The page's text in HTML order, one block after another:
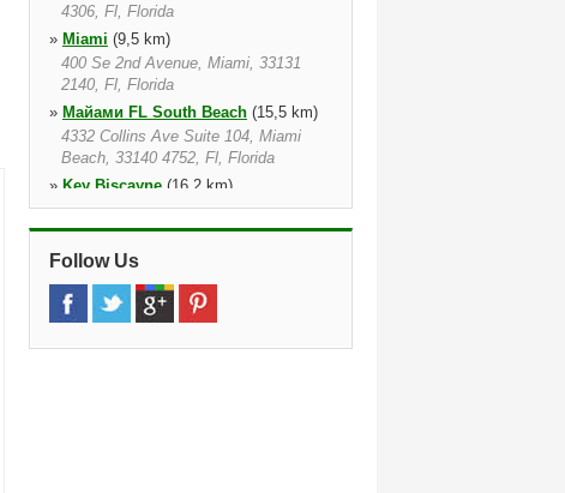
4306, Fl, Florida
» Miami (9,5 km)
400 Se 2nd Avenue, Miami, 33131
2140, Fl, Florida
» Майами FL South Beach (15,5 km)
4332 Collins Ave Suite 104, Miami
Beach, 33140 4752, Fl, Florida
» Key Biscayne (16,2 km)
455 Grand Bay Drive, Key Biscayne,
33149, Fl, Florida
»Miami 5721 Sw 137 Ave
5721 Sw 137 Ave, Miami, 33183 1103,
Fl, Florida
Follow Us